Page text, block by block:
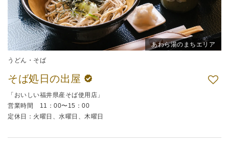
あわら湯のまちエリア
うどん・そば
そば処日の出屋
「おいしい福井県産そば使用店」
営業時間 11：00〜15：00
定休日：火曜日、水曜日、木曜日